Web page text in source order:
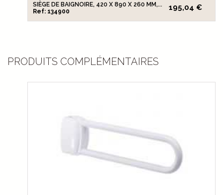
SIÈGE DE BAIGNOIRE, 420 X 890 X 260 MM,...
Ref: 134900
195,04 €
PRODUITS COMPLÉMENTAIRES